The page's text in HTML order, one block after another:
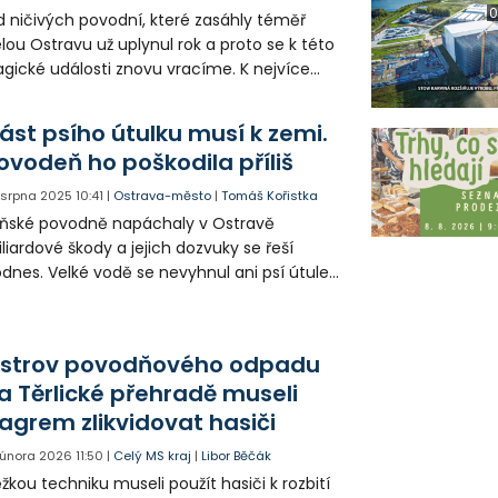
ničivých povodní, které zasáhly téměř
Ostravu už uplynul rok a proto se k této
události znovu vracíme. K nejvíce
kde byl zaplaveny především
domky, ale voda poničila také obecní
Podle povodňových plánů měla být
oblast chráněna hrázemi před
vodou.
psího útulku musí k zemi.
ho poškodila příliš
srpna 2025 10:41 | Ostrava-město |Tomáš Kořistka
povodně napáchaly v Ostravě
škody a jejich dozvuky se řeší
Velké vodě se nevyhnul ani psí útulek
povodňového odpadu
Těrlické přehradě museli
zlikvidovat hasiči
února 2026 11:50 | Celý MS kraj |Libor Běčák
techniku museli použít hasiči k rozbití